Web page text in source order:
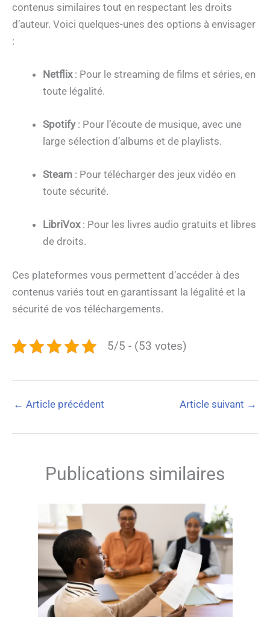
contenus similaires tout en respectant les droits
d’auteur. Voici quelques-unes des options à envisager
:
Netflix: Pour le streaming de films et séries, en
toute légalité.
Spotify: Pour l’écoute de musique, avec une
large sélection d’albums et de playlists.
Steam : Pour télécharger des jeux vidéo en
toute sécurité.
LibriVox: Pour les livres audio gratuits et libres
de droits.
Ces plateformes vous permettent d’accéder à des
contenus variés tout en garantissant la légalité et la
sécurité de vos téléchargements.
5/5 - (53 votes)
← Article précédent Article suivant →
Publications similaires